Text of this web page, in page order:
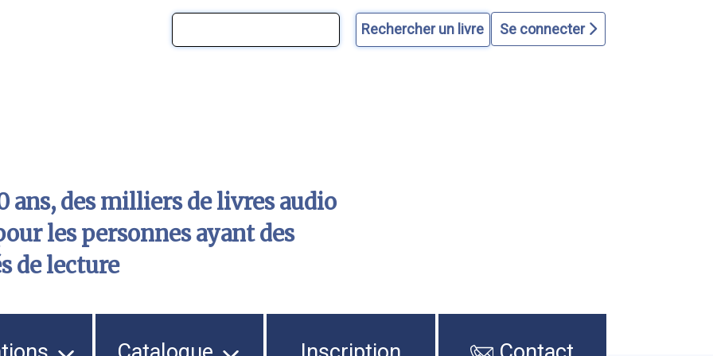
Se connecter
ans, des milliers de livres audio
les personnes ayant des
de lecture